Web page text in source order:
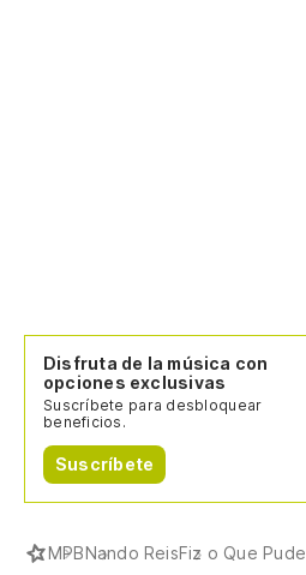
Disfruta de la música con
opciones exclusivas
Suscríbete para desbloquear
beneficios.
Suscríbete
MPBNando ReisFiz o Que Pude